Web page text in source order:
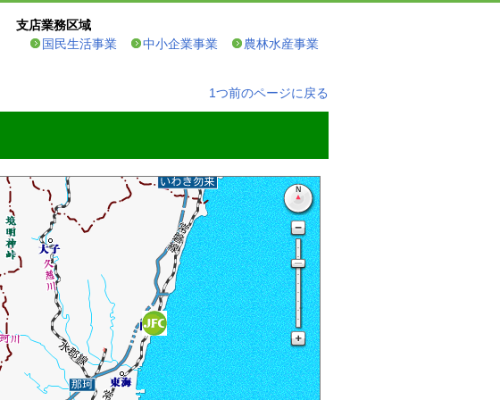
支店業務区域
国民生活事業
中小企業事業 農林水産事業
1つ前のページに戻る